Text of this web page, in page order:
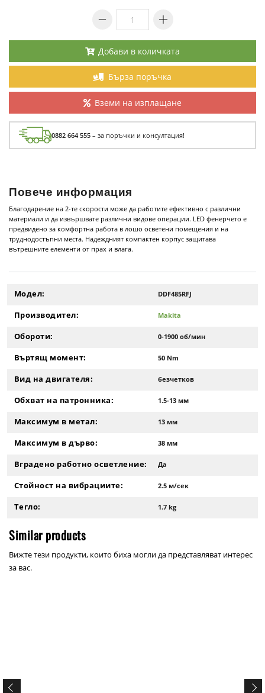
Добави в количката
Бърза поръчка
Вземи на изплащане
0882 664 555 – за поръчки и консултация!
Повече информация
Благодарение на 2-те скорости може да работите ефективно с различни
материали и да извършвате различни видове операции. LED фенерчето е
предвидено за комфортна работа в лошо осветени помещения и на
труднодостъпни места. Надеждният компактен корпус защитава
вътрешните елементи от прах и влага.
Модел: DDF485RFJ
Производител: Makita
Обороти: 0-1900 об/мин
Въртящ момент: 50 Nm
Вид на двигателя: безчетков
Обхват на патронника: 1.5-13 мм
Максимум в метал: 13 мм
Максимум в дърво: 38 мм
Вградено работно осветление: Да
Стойност на вибрациите: 2.5 м/сек
Тегло: 1.7 kg
Similar products
Вижте тези продукти, които биха могли да представляват интерес
за вас.